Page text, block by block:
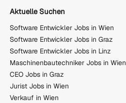
Aktuelle Suchen
Software Entwickler Jobs in Wien
Software Entwickler Jobs in Graz
Software Entwickler Jobs in Linz
Maschinenbautechniker Jobs in Wien
CEO Jobs in Graz
Jurist Jobs in Wien
Verkauf in Wien